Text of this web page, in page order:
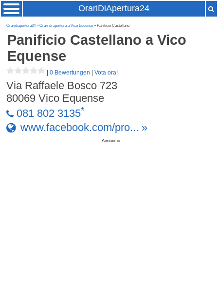
OrariDiApertura24
Oraridiapertura24»Orari di apertura a Vico Equense » Panificio Castellano
Panificio Castellano a Vico
Equense
|0 Bewertungen |Vota ora!
Via Raffaele Bosco 723
80069 Vico Equense
081 802 3135*
www.facebook.com/pro... »
Annuncio